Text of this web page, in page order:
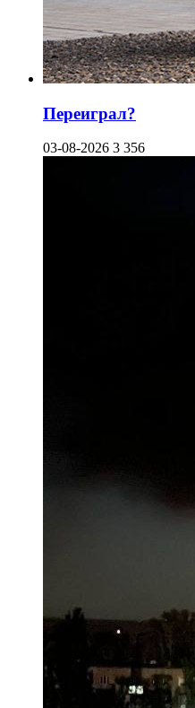
Переиграл?
03-08-2026 3 356